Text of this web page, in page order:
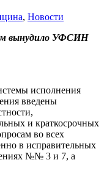
, Новости
вынудило УФСИН
исполнения
введены
и краткосрочных
во всех
в исправительных
№№ 3 и 7, а